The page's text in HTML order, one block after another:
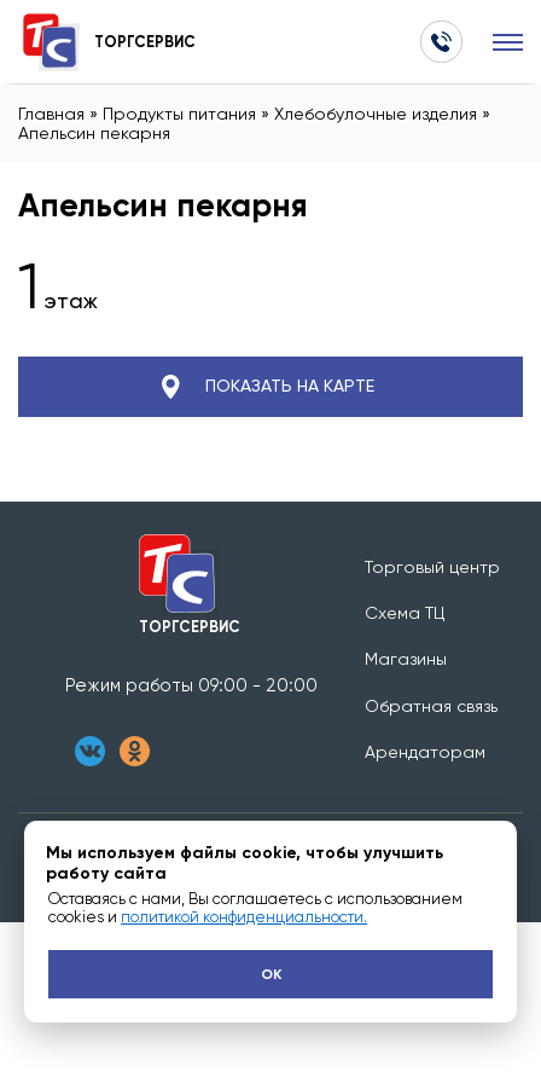
ТОРГСЕРВИС
Главная » Продукты питания » Хлебобулочные изделия »
Апельсин пекарня
Апельсин пекарня
1 этаж
ПОКАЗАТЬ НА КАРТЕ
ТОРГСЕРВИС
Режим работы 09:00 - 20:00
Торговый центр
Схема ТЦ
Магазины
Обратная связь
Арендаторам
© Торгсервис Иркутск - 2007-2026
Создание сайта:
Мы используем файлы cookie, чтобы улучшить
работу сайта
Оставаясь с нами, Вы соглашаетесь с использованием
cookies и политикой конфиденциальности.
OK